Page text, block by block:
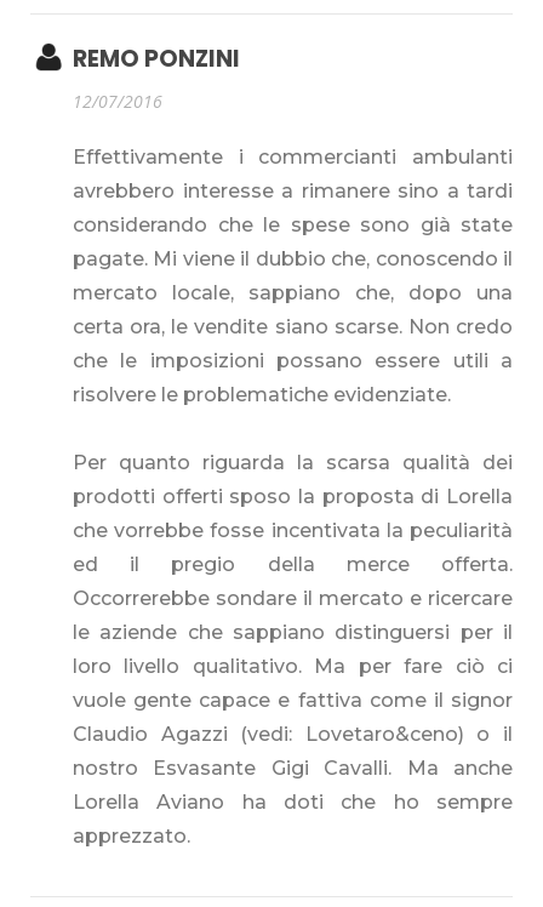
REMO PONZINI
12/07/2016
Effettivamente i commercianti ambulanti
avrebbero interesse a rimanere sino a tardi
considerando che le spese sono già state
pagate. Mi viene il dubbio che, conoscendo il
mercato locale, sappiano che, dopo una
certa ora, le vendite siano scarse. Non credo
che le imposizioni possano essere utili a
risolvere le problematiche evidenziate.
Per quanto riguarda la scarsa qualità dei
prodotti offerti sposo la proposta di Lorella
che vorrebbe fosse incentivata la peculiarità
ed il pregio della merce offerta.
Occorrerebbe sondare il mercato e ricercare
le aziende che sappiano distinguersi per il
loro livello qualitativo. Ma per fare ciò ci
vuole gente capace e fattiva come il signor
Claudio Agazzi (vedi: Lovetaro&ceno) o il
nostro Esvasante Gigi Cavalli. Ma anche
Lorella Aviano ha doti che ho sempre
apprezzato.